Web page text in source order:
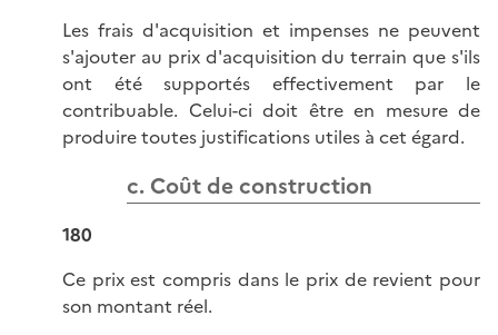
Les frais d'acquisition et impenses ne peuvent
s'ajouter au prix d'acquisition du terrain que s'ils
ont été supportés effectivement par le
contribuable. Celui-ci doit être en mesure de
produire toutes justifications utiles à cet égard.
c. Coût de construction
180
Ce prix est compris dans le prix de revient pour
son montant réel.